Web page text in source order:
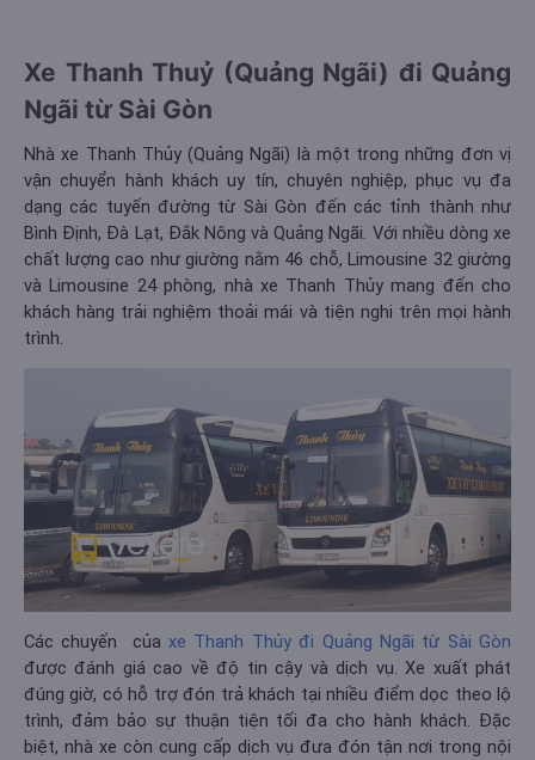
Xe Thanh Thuỷ (Quảng Ngãi) đi Quảng
Ngãi từ Sài Gòn
Nhà xe Thanh Thủy (Quảng Ngãi) là một trong những đơn vị
vận chuyển hành khách uy tín, chuyên nghiệp, phục vụ đa
dạng các tuyến đường từ Sài Gòn đến các tỉnh thành như
Bình Định, Đà Lạt, Đắk Nông và Quảng Ngãi. Với nhiều dòng xe
chất lượng cao như giường nằm 46 chỗ, Limousine 32 giường
và Limousine 24 phòng, nhà xe Thanh Thủy mang đến cho
khách hàng trải nghiệm thoải mái và tiện nghi trên mọi hành
trình​.
Các chuyến của xe Thanh Thủy đi Quảng Ngãi từ Sài Gòn
được đánh giá cao về độ tin cậy và dịch vụ. Xe xuất phát
đúng giờ, có hỗ trợ đón trả khách tại nhiều điểm dọc theo lộ
trình, đảm bảo sự thuận tiện tối đa cho hành khách. Đặc
biệt, nhà xe còn cung cấp dịch vụ đưa đón tận nơi trong nội